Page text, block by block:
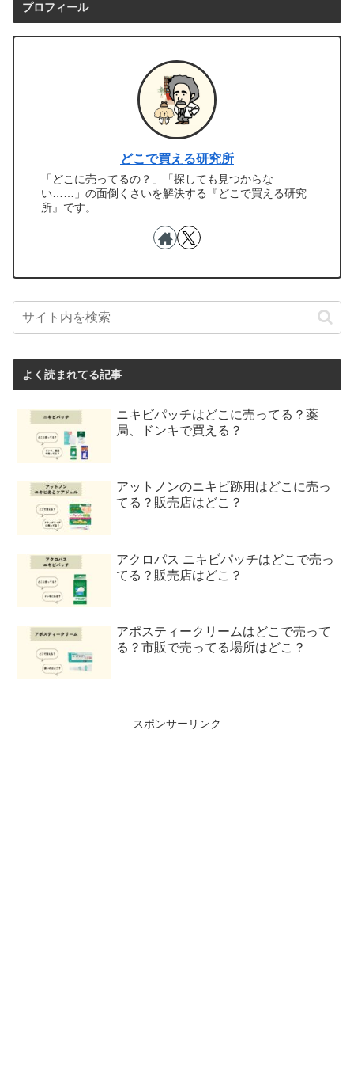
プロフィール
どこで買える研究所
「どこに売ってるの？」「探しても見つからな
い……」の面倒くさいを解決する『どこで買える研究
所』です。
よく読まれてる記事
ニキビパッチはどこに売ってる？薬
局、ドンキで買える？
アットノンのニキビ跡用はどこに売っ
てる？販売店はどこ？
アクロパス ニキビパッチはどこで売っ
てる？販売店はどこ？
アポスティークリームはどこで売って
る？市販で売ってる場所はどこ？
スポンサーリンク